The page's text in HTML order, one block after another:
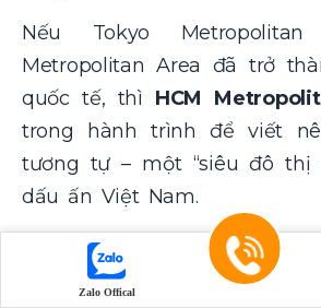
Nếu Tokyo Metropolitan
Metropolitan Area đã trở
quốc tế, thì HCM
trong hành trình để viết
tương tự – một “siêu đô thị
dấu ấn Việt Nam.
Liên hệ ngay với đội
TPILandđể cập nhật thông
Zalo Offical